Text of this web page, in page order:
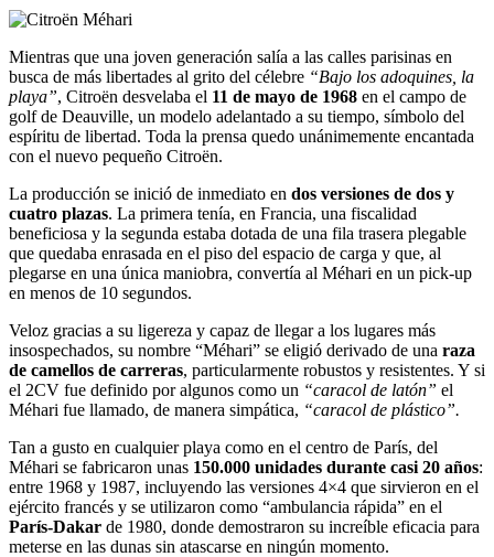
Mientras que una joven generación salía a las calles parisinas en
busca de más libertades al grito del célebre “Bajo los adoquines, la
playa”, Citroën desvelaba el 11 de mayo de 1968 en el campo de
golf de Deauville, un modelo adelantado a su tiempo, símbolo del
espíritu de libertad. Toda la prensa quedo unánimemente encantada
con el nuevo pequeño Citroën.
La producción se inició de inmediato en dos versiones de dos y
cuatro plazas. La primera tenía, en Francia, una fiscalidad
beneficiosa y la segunda estaba dotada de una fila trasera plegable
que quedaba enrasada en el piso del espacio de carga y que, al
plegarse en una única maniobra, convertía al Méhari en un pick-up
en menos de 10 segundos.
Veloz gracias a su ligereza y capaz de llegar a los lugares más
insospechados, su nombre “Méhari” se eligió derivado de una raza
de camellos de carreras, particularmente robustos y resistentes. Y si
el 2CV fue definido por algunos como un “caracol de latón” el
Méhari fue llamado, de manera simpática, “caracol de plástico”.
Tan a gusto en cualquier playa como en el centro de París, del
Méhari se fabricaron unas 150.000 unidades durante casi 20 años:
entre 1968 y 1987, incluyendo las versiones 4×4 que sirvieron en el
ejército francés y se utilizaron como “ambulancia rápida” en el
París-Dakar de 1980, donde demostraron su increíble eficacia para
meterse en las dunas sin atascarse en ningún momento.